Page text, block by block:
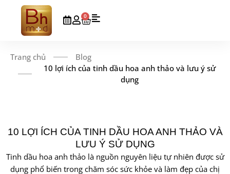
0
Trang chủ
Blog
10 lợi ích của tinh dầu hoa anh thảo và lưu ý sử
dụng
10 LỢI ÍCH CỦA TINH DẦU HOA ANH THẢO VÀ
LƯU Ý SỬ DỤNG
Tinh dầu hoa anh thảo là nguồn nguyên liệu tự nhiên được sử
dụng phổ biến trong chăm sóc sức khỏe và làm đẹp của chị